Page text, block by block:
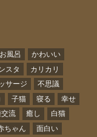
お風呂
かわいい
スタ
カリカリ
サージ
不思議
子猫 寝る
幸せ
流 癒し
白猫
ちゃん
面白い